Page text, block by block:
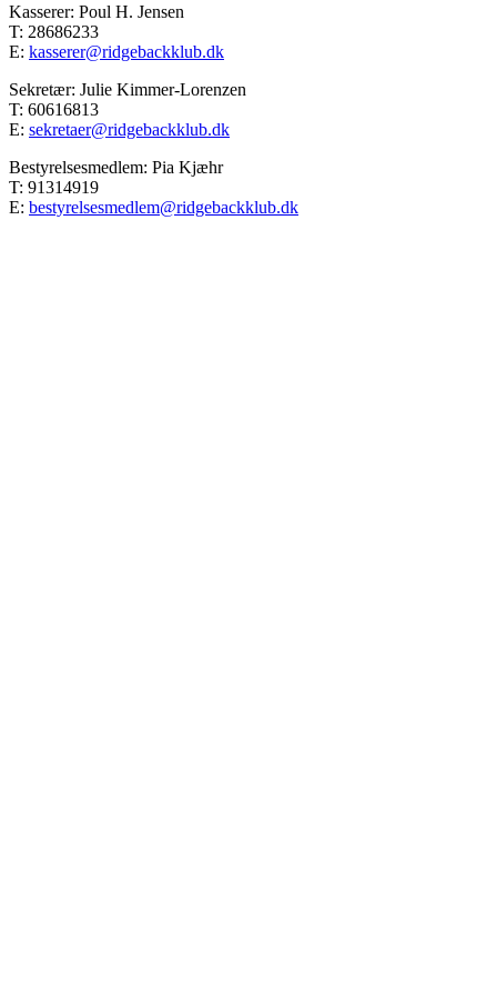
Kasserer: Poul H. Jensen
T: 28686233
E: kasserer@ridgebackklub.dk
Sekretær: Julie Kimmer-Lorenzen
T: 60616813
E: sekretaer@ridgebackklub.dk
Bestyrelsesmedlem: Pia Kjæhr
T: 91314919
E: bestyrelsesmedlem@ridgebackklub.dk